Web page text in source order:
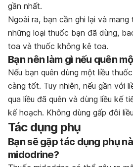
gần nhất.
Ngoài ra, bạn cần ghi lại và
những loại thuốc bạn đã dùng,
toa và thuốc không kê toa.
Bạn nên làm gì nếu quên
Nếu bạn quên dùng một liều
càng tốt. Tuy nhiên, nếu gần với
qua liều đã quên và dùng liều kế
kế hoạch. Không dùng gấp đôi
Tác dụng phụ
Bạn sẽ gặp tác dụng phụ
midodrine?